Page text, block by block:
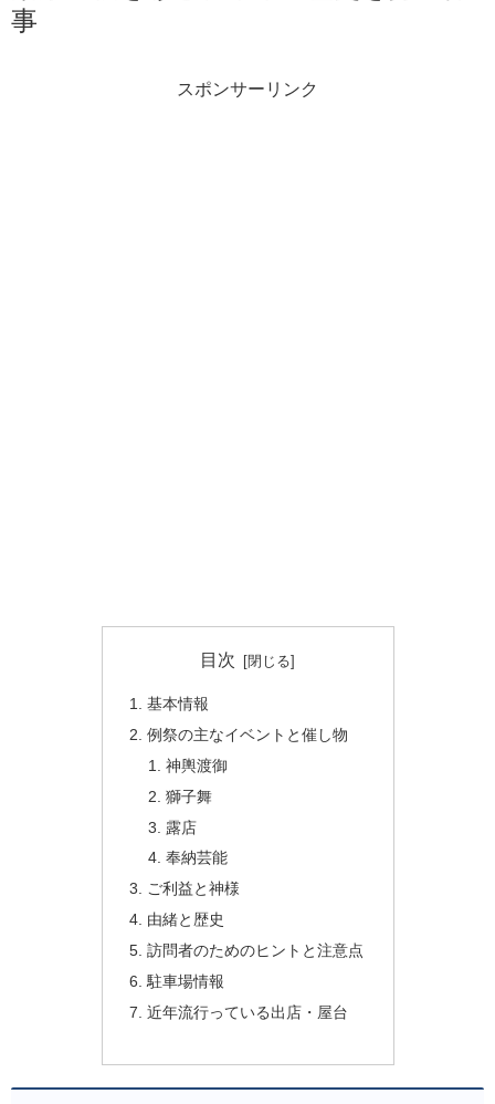
事
スポンサーリンク
目次
基本情報
例祭の主なイベントと催し物
神輿渡御
獅子舞
露店
奉納芸能
ご利益と神様
由緒と歴史
訪問者のためのヒントと注意点
駐車場情報
近年流行っている出店・屋台